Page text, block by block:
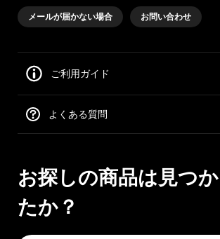
メールが届かない場合 お問い合わせ
ご利用ガイド
よくある質問
お探しの商品は見つ
たか？